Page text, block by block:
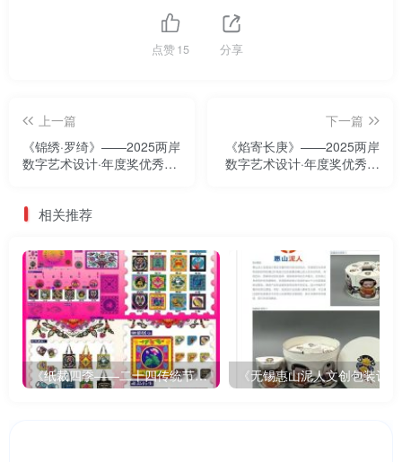
点赞15 分享
上一篇
《锦绣·罗绮》——2025两岸
数字艺术设计·年度奖优秀作
下一篇
《焰寄长庚》——2025两岸
数字艺术设计·年度奖优秀作
相关推荐
《纸裁四季——二十四传统节气文创设计》 《无锡惠山泥人文创包装设